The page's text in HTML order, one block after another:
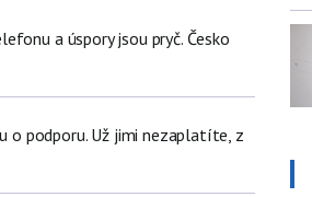
a úspory jsou pryč. Česko
o podporu. Už jimi nezaplatíte, z